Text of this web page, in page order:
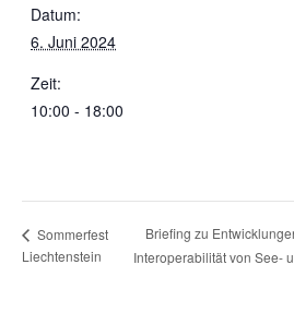
Datum:
6. Juni 2024
Zeit:
10:00 - 18:00
Sommerfest
Liechtenstein
Briefing zu
Interoperabilität von See-